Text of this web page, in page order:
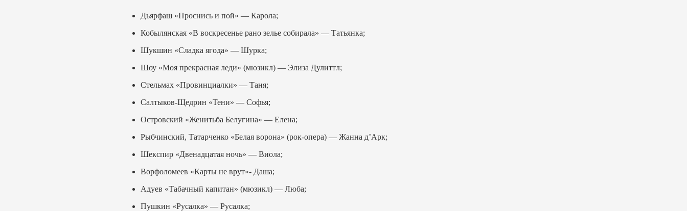
Дьярфаш «Проснись и пой» — Карола;
Кобылянская «В воскресенье рано зелье собирала» — Татьянка;
Шукшин «Сладка ягода» — Шурка;
Шоу «Моя прекрасная леди» (мюзикл) — Элиза Дулиттл;
Стельмах «Провинциалки» — Таня;
Салтыков-Щедрин «Тени» — Софья;
Островский «Женитьба Белугина» — Елена;
Рыбчинский, Татарченко «Белая ворона» (рок-опера) — Жанна д’Арк;
Шекспир «Двенадцатая ночь» — Виола;
Ворфоломеев «Карты не врут»- Даша;
Адуев «Табачный капитан» (мюзикл) — Люба;
Пушкин «Русалка» — Русалка;